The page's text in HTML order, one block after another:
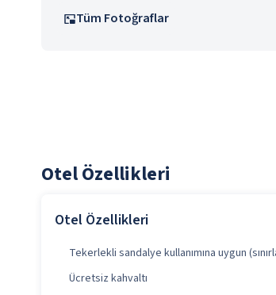
Tüm Fotoğraflar
Otel Özellikleri
Otel Özellikleri
Tekerlekli sandalye kullanımına uygun
Ücretsiz kahvaltı